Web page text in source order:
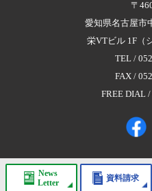
News
Letter
資料請求
〒
愛知県名古屋市
栄VTビル 1F（
TEL /
FAX /
FREE DIAL /
Copyright © 2017 株式会社